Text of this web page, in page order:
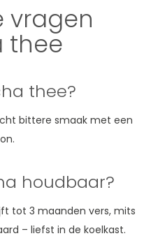
vragen
thee
thee?
bittere smaak met een
houdbaar?
tot 3 maanden vers, mits
– liefst in de koelkast.